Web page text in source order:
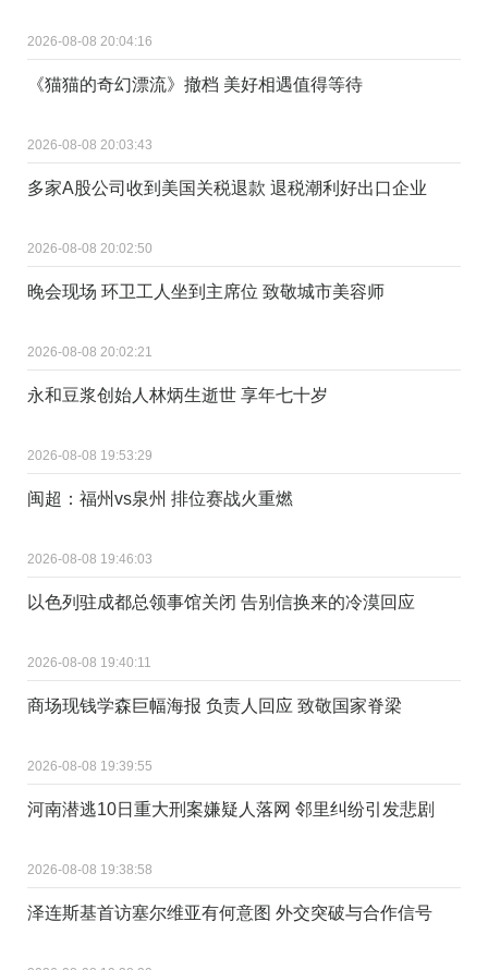
2026-08-08 20:04:16
《猫猫的奇幻漂流》撤档 美好相遇值得等待
2026-08-08 20:03:43
多家A股公司收到美国关税退款 退税潮利好出口企业
2026-08-08 20:02:50
晚会现场 环卫工人坐到主席位 致敬城市美容师
2026-08-08 20:02:21
永和豆浆创始人林炳生逝世 享年七十岁
2026-08-08 19:53:29
闽超：福州vs泉州 排位赛战火重燃
2026-08-08 19:46:03
以色列驻成都总领事馆关闭 告别信换来的冷漠回应
2026-08-08 19:40:11
商场现钱学森巨幅海报 负责人回应 致敬国家脊梁
2026-08-08 19:39:55
河南潜逃10日重大刑案嫌疑人落网 邻里纠纷引发悲剧
2026-08-08 19:38:58
泽连斯基首访塞尔维亚有何意图 外交突破与合作信号